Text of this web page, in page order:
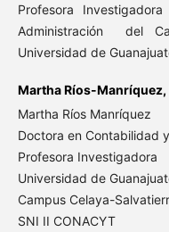
Profesora
Administración del
Universidad de
Martha Ríos-Manríquez,
Martha Ríos Manríquez
Doctora en Contabilidad
Profesora Investigadora
Universidad de
Campus Celaya-
SNI II CONACYT